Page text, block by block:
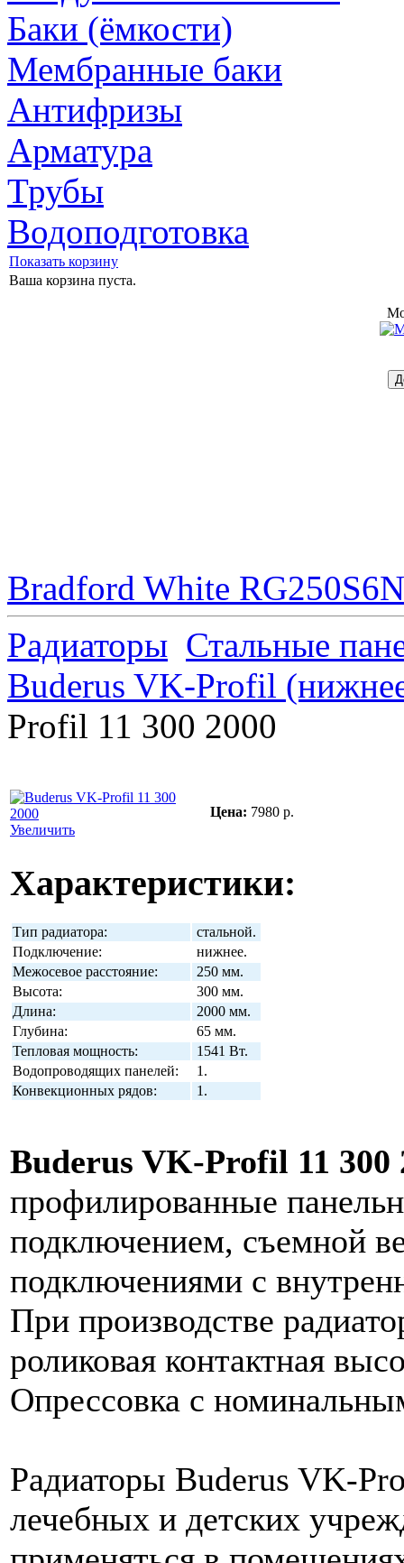
Баки (ёмкости)
Мембранные баки
Антифризы
Арматура
Трубы
Водоподготовка
Показать корзину
Ваша корзина пуста.
Bradford White
Радиаторы Стальные
Buderus VK-Profil
Profil 11 300 2000
Увеличить
Цена: 7980 р.
Характеристики:
Тип радиатора:
стальной.
Подключение:
нижнее.
Межосевое расстояние:
250 мм.
Высота:
300 мм.
Длина:
2000 мм.
Глубина:
65 мм.
Тепловая мощность:
1541 Вт.
Водопроводящих панелей:
1.
Конвекционных рядов:
1.
Buderus VK-Profil 11 300
профилированные
подключением, съемной
подключениями с
При производстве
роликовая контактная
Опрессовка с
Радиаторы Buderus VK-
лечебных и детских